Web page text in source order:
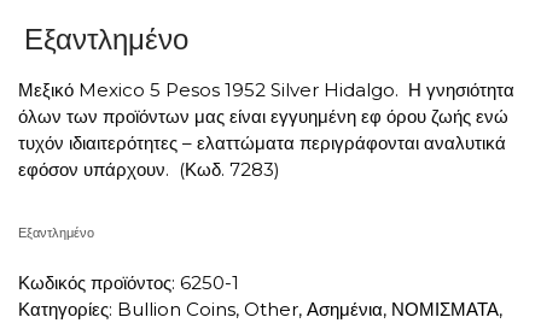
Εξαντλημένο
Μεξικό Mexico 5 Pesos 1952 Silver Hidalgo. Η γνησιότητα
όλων των προϊόντων μας είναι εγγυημένη εφ όρου ζωής ενώ
τυχόν ιδιαιτερότητες – ελαττώματα περιγράφονται αναλυτικά
εφόσον υπάρχουν. (Κωδ. 7283)
Εξαντλημένο
Κωδικός προϊόντος: 6250-1
Κατηγορίες: Bullion Coins, Other, Ασημένια, ΝΟΜΙΣΜΑΤΑ,